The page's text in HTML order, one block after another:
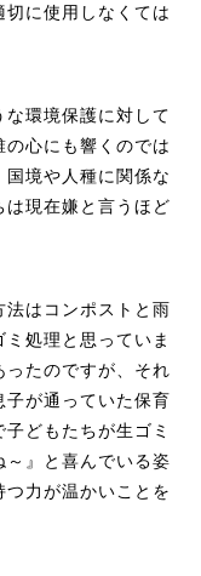
に使用しなくては
環境保護に対して
心にも響くのでは
境や人種に関係な
は現在嫌と言うほど
法はコンポストと雨
処理と思っていま
ったのですが、それ
子が通っていた保育
どもたちが生ゴミ
～』と喜んでいる姿
力が温かいことを